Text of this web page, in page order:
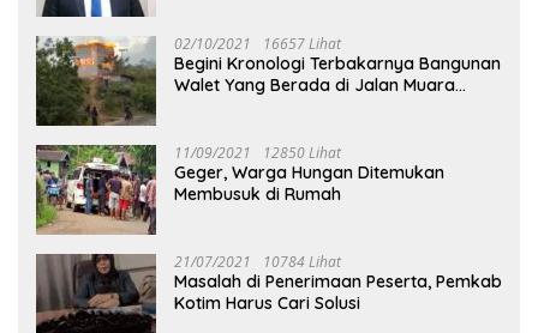
02/10/2021 16657 Lihat
Begini Kronologi Terbakarnya Bangunan
Walet Yang Berada di Jalan Muara
11/09/2021 12850 Lihat
Geger, Warga Hungan Ditemukan
Membusuk di Rumah
21/07/2021 10784 Lihat
Masalah di Penerimaan Peserta, Pemkab
Kotim Harus Cari Solusi